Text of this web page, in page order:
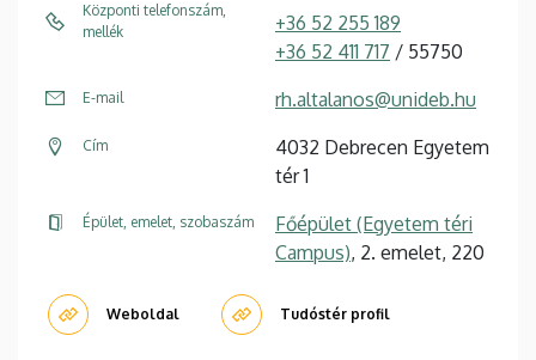
Központi telefonszám,
mellék
+36 52 255 189
+36 52 411 717 / 55750
E-mail rh.altalanos@unideb.hu
Cím
4032 Debrecen Egyetem
tér 1
Épület, emelet, szobaszám
Főépület (Egyetem téri
Campus), 2. emelet, 220
Weboldal Tudóstér profil